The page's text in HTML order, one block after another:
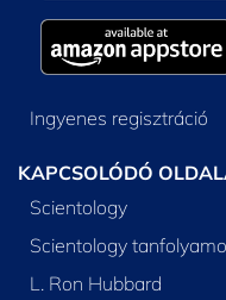
Ingyenes regisztráció
KAPCSOLÓDÓ
Scientology
Scientology
L. Ron Hubbard